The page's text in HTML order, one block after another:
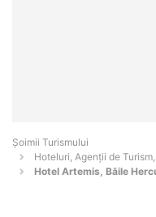
Șoimii Turismului
Hoteluri, Agenții de
Hotel Artemis, Băile